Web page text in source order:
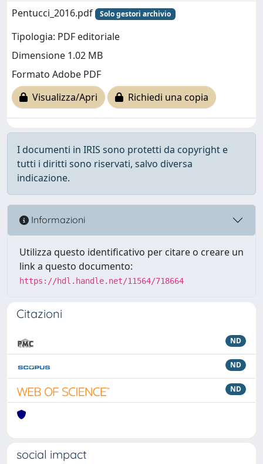
Pentucci_2016.pdf
Solo gestori archivio
Tipologia: PDF editoriale
Dimensione 1.02 MB
Formato Adobe PDF
Visualizza/Apri
Richiedi una copia
I documenti in IRIS sono protetti da copyright e
tutti i diritti sono riservati, salvo diversa
indicazione.
Informazioni
Utilizza questo identificativo per citare o creare un
link a questo documento:
https://hdl.handle.net/11564/718664
Citazioni
ND
ND
ND
social impact